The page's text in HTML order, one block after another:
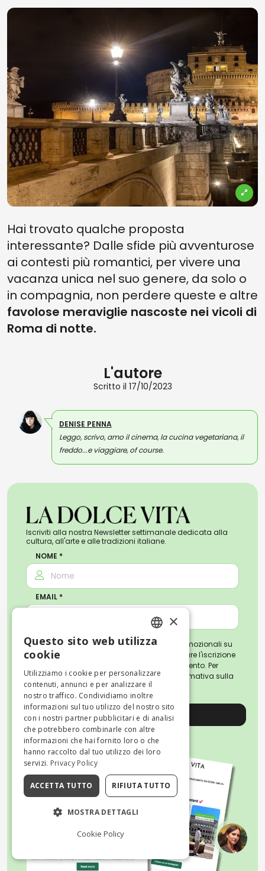
Hai trovato qualche proposta
interessante? Dalle sfide più avventurose
ai contesti più romantici, per vivere una
vacanza unica nel suo genere, da solo o
in compagnia, non perdere queste e altre
favolose meraviglie nascoste nei vicoli di
Roma di notte.
L'autore
Scritto il 17/10/2023
DENISE PENNA
Leggo, scrivo, amo il cinema, la cucina vegetariana, il
freddo...e viaggiare, of course.
Iscriviti alla nostra Newsletter settimanale dedicata alla
cultura, all'arte e alle tradizioni italiane.
NOME *
EMAIL *
Iscrivendoti, accetti di ricevere email promozionali su
attività e consigli di viaggio. Puoi annullare l'iscrizione
o revocare il consenso in qualsiasi momento. Per
ulteriori informazioni, leggi la nostra
Informativa sulla
privacy
Registrati
ENGLISH
ITALIAN
×
Questo sito web utilizza
cookie
Utilizziamo i cookie per personalizzare
contenuti, annunci e per analizzare il
nostro traffico. Condividiamo inoltre
informazioni sul tuo utilizzo del nostro sito
con i nostri partner pubblicitari e di analisi
che potrebbero combinarle con altre
informazioni che hai fornito loro o che
hanno raccolto dal tuo utilizzo dei loro
servizi. Privacy Policy
ACCETTA TUTTO RIFIUTA TUTTO
MOSTRA DETTAGLI
Cookie Policy